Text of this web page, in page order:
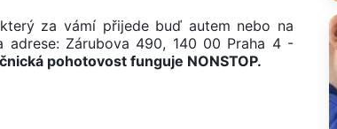
který za vámí přijede buď autem nebo na
Zárubova 490, 140 00 Praha 4 -
pohotovost funguje NONSTOP.